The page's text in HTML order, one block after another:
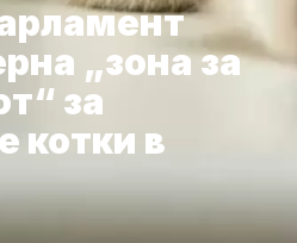
„зона за
за
котки в